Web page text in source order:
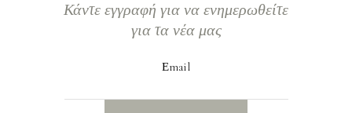
Κάντε εγγραφή για να ενημερωθείτε
για τα νέα μας
Εmail